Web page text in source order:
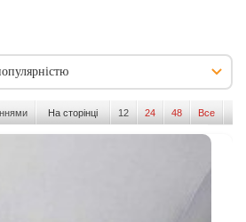
На сторінці 12 24 48 Все